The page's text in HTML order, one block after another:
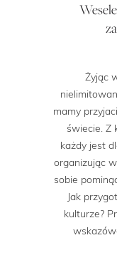
Żyjąc
mamy
świecie. Z
każdy jest
organizując
sobie
Jak
kulturze?